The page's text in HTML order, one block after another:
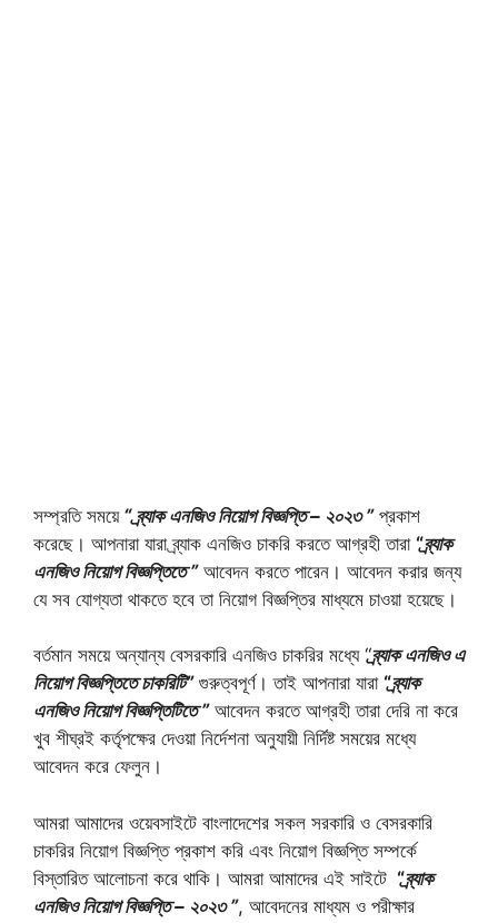
সম্প্রতি সময়ে “ ব্র্যাক এনজিও নিয়োগ বিজ্ঞপ্তি – ২০২৩ ”প্রকাশ
করেছে। আপনারা যারা ব্র্যাক এনজিও চাকরি করতে আগ্রহী তারা “ব্র্যাক
এনজিও নিয়োগ বিজ্ঞপ্তিতে ”আবেদন করতে পারেন। আবেদন করার জন্য
যে সব যোগ্যতা থাকতে হবে তা নিয়োগ বিজ্ঞপ্তির মাধ্যমে চাওয়া হয়েছে।
বর্তমান সময়ে অন্যান্য বেসরকারি এনজিও চাকরির মধ্যে “ব্র্যাক এনজিও এ
নিয়োগ বিজ্ঞপ্তিতে চাকরিটি”গুরুত্বপূর্ণ। তাই আপনারা যারা “ব্র্যাক
এনজিও নিয়োগ বিজ্ঞপ্তিটিতে ”আবেদন করতে আগ্রহী তারা দেরি না করে
খুব শীঘ্রই কর্তৃপক্ষের দেওয়া নির্দেশনা অনুযায়ী নির্দিষ্ট সময়ের মধ্যে
আবেদন করে ফেলুন।
আমরা আমাদের ওয়েবসাইটে বাংলাদেশের সকল সরকারি ও বেসরকারি
চাকরির নিয়োগ বিজ্ঞপ্তি প্রকাশ করি এবং নিয়োগ বিজ্ঞপ্তি সম্পর্কে
বিস্তারিত আলোচনা করে থাকি। আমরা আমাদের এই সাইটে “ব্র্যাক
এনজিও নিয়োগ বিজ্ঞপ্তি – ২০২৩ ”, আবেদনের মাধ্যম ও পরীক্ষার